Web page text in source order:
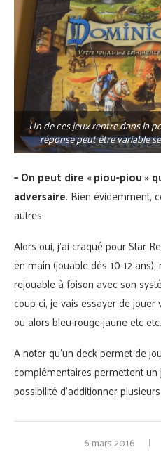
Un de ces jeux rentre dans la
réponse peut être variable
– On peut dire « piou-piou »
adversaire. Bien évidemment,
autres.
Alors oui, j’ai craqué pour Star
en main (jouable dès 10-12
rejouable à foison avec son
coup-ci, je vais essayer de
ou alors bleu-rouge-jaune etc
A noter qu’un deck permet de
complémentaires permettent un
possibilité d’additionner
6 mars 2016